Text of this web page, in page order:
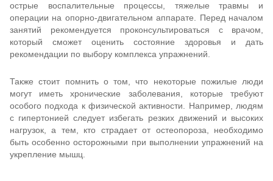
острые воспалительные процессы, тяжелые травмы и
операции на опорно-двигательном аппарате. Перед началом
занятий рекомендуется проконсультироваться с врачом,
который сможет оценить состояние здоровья и дать
рекомендации по выбору комплекса упражнений.
Также стоит помнить о том, что некоторые пожилые люди
могут иметь хронические заболевания, которые требуют
особого подхода к физической активности. Например, людям
с гипертонией следует избегать резких движений и высоких
нагрузок, а тем, кто страдает от остеопороза, необходимо
быть особенно осторожными при выполнении упражнений на
укрепление мышц.